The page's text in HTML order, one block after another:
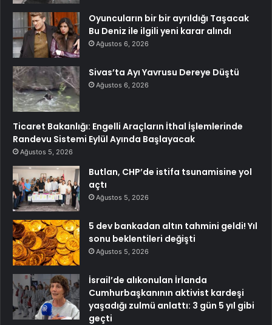
Oyuncuların bir bir ayrıldığı Taşacak
Bu Deniz ile ilgili yeni karar alındı
Ağustos 6, 2026
Sivas’ta Ayı Yavrusu Dereye Düştü
Ağustos 6, 2026
Ticaret Bakanlığı: Engelli Araçların İthal İşlemlerinde
Randevu Sistemi Eylül Ayında Başlayacak
Ağustos 5, 2026
Butlan, CHP’de istifa tsunamisine yol
açtı
Ağustos 5, 2026
5 dev bankadan altın tahmini geldi! Yıl
sonu beklentileri değişti
Ağustos 5, 2026
İsrail’de alıkonulan İrlanda
Cumhurbaşkanının aktivist kardeşi
yaşadığı zulmü anlattı: 3 gün 5 yıl gibi
geçti